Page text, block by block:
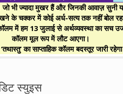
भी ज्यादा मुखर हैं और जिनकी आवाज़ सुनी
के चक्कर में कोई अर्ध-सत्य तक नहीं बोल
में हम 13 जुलाई से अर्थव्यवस्था का सच
कॉलम मूल रूप में लौट आएगा।
का साप्ताहिक कॉलम बदस्तूर जारी
स्युइस